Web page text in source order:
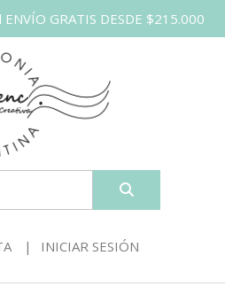
ENVÍO GRATIS DESDE $215.000
INICIAR SESIÓN